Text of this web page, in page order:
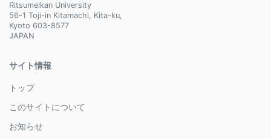
Ritsumeikan University
56-1 Toji-in Kitamachi, Kita-ku,
Kyoto 603-8577
JAPAN
サイト情報
トップ
このサイトについて
お知らせ